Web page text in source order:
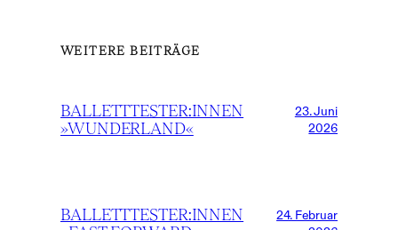
WEITERE BEITRÄGE
BALLETTTESTER:INNEN
»WUNDERLAND«
23. Juni
2026
BALLETTTESTER:INNEN
24. Februar